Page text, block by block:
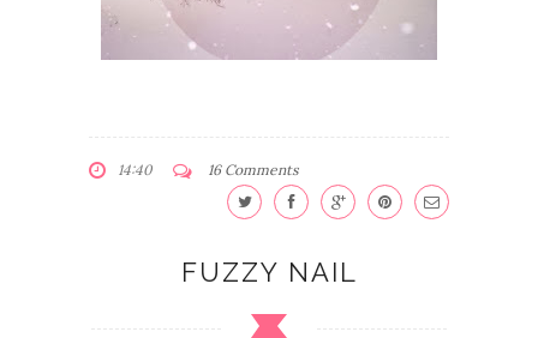
14:40 16 Comments
FUZZY NAIL